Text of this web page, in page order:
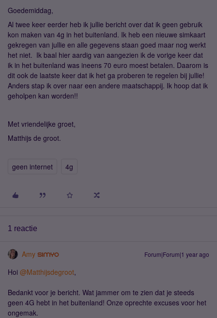
Goedemiddag,
Al twee keer eerder heb ik jullie bericht over dat ik geen gebruik
kon maken van 4g in het buitenland. Ik heb een nieuwe simkaart
gekregen van jullie en alle gegevens staan goed maar nog werkt
het niet. Ik baal hier aardig van aangezien ik de vorige keer dat
ik in het buitenland was ineens 70 euro moest betalen. Daarom is
dit ook de laatste keer dat ik het ga proberen te regelen bij jullie!
Anders stap ik over naar een andere maatschappij. Ik hoop dat ik
geholpen kan worden!!
Met vriendelijke groet,
Matthijs de groot.
geen internet 4g
1 reactie
Amy Forum|Forum|1 year ago
Hoi ​ @Matthijsdegroot,
Bedankt voor je bericht. Wat jammer om te zien dat je steeds
geen 4G hebt in het buitenland! Onze oprechte excuses voor het
ongemak.